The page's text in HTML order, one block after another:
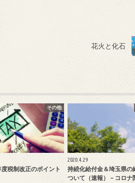
花火と化石
その他
税制改正のポイント
2020.4.29
持続化給付金＆埼玉県の
ついて（速報）－コロナ